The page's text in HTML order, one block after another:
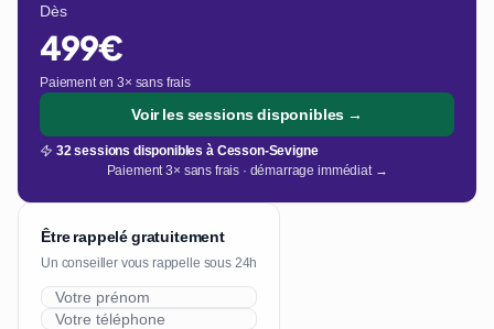
Dès
499€
Paiement en 3× sans frais
Voir les sessions disponibles →
32 sessions disponibles à Cesson-Sevigne
Paiement 3× sans frais · démarrage immédiat →
Être rappelé gratuitement
Un conseiller vous rappelle sous 24h